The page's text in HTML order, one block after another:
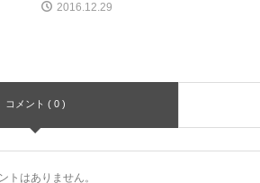
2016.12.29
コメント ( 0 )
トはありません。